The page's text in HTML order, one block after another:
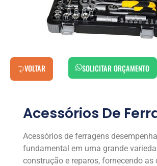
VOLTAR SOLICITAR ORÇAMENTO
Acessórios De
Acessórios de ferragens
fundamental em uma grande
construção e reparos, fornecendo as